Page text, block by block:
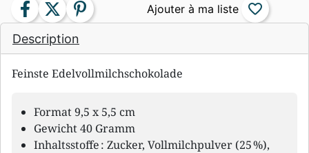
Description
Feinste Edelvollmilchschokolade
Format 9,5 x 5,5 cm
Gewicht 40 Gramm
Inhaltsstoffe : Zucker, Vollmilchpulver (25 %),
facebook twitter pinterest favorite_border